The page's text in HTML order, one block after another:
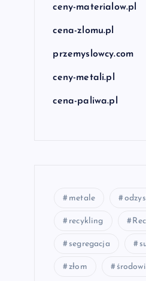
ceny-materialow.pl
cena-zlomu.pl
przemyslowcy.com
ceny-metali.pl
cena-paliwa.pl
metale
recykling
segregacja
złom